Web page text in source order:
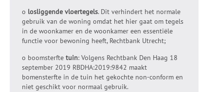
o losliggende vloertegels. Dit verhindert het normale
gebruik van de woning omdat het hier gaat om tegels
in de woonkamer en de woonkamer een essentiële
functie voor bewoning heeft, Rechtbank Utrecht;
o boomsterfte tuin: Volgens Rechtbank Den Haag 18
september 2019 RBDHA:2019:9842 maakt
bomensterfte in de tuin het gekochte non-conform en
niet geschikt voor normaal gebruik.